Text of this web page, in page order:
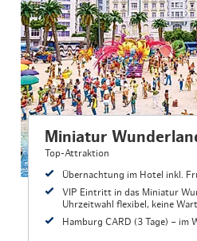
Miniatur
Top-Attraktion
Übernachtung im Hotel inkl.
VIP Eintritt in das Miniatur
Uhrzeitwahl flexibel, keine
Hamburg CARD (3 Tage) – im